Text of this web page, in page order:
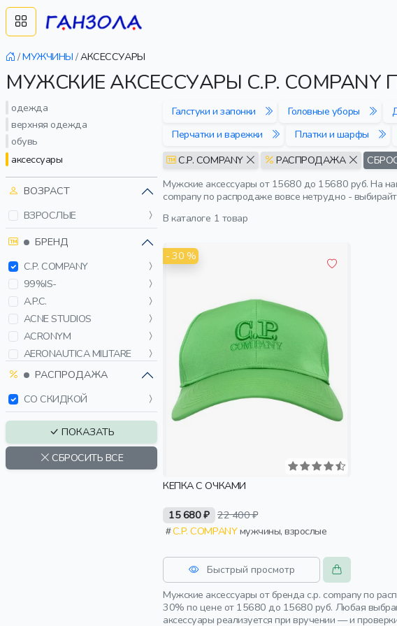
/МУЖЧИНЫ /АКСЕССУАРЫ
МУЖСКИЕ АКСЕССУАРЫ C.P.
одежда
верхняя одежда
обувь
аксессуары
ВОЗРАСТ
ВЗРОСЛЫЕ
БРЕНД
C.P. COMPANY
99%IS-
A.P.C.
ACNE STUDIOS
ACRONYM
AERONAUTICA MILITARE
AMI PARIS
ASKENT
AURALEE
AWGE
BALENCIAGA
РАСПРОДАЖА
СО СКИДКОЙ
ПОКАЗАТЬ
СБРОСИТЬ ВСЕ
Галстуки и запонки Головные уборы
Перчатки и варежки
Платки и шарфы
C.P. COMPANY
РАСПРОДАЖА
Мужские аксессуары от 15680 до 15680 руб. На
company по распродаже вовсе нетрудно -
В каталоге 1 товар
- 30 %
КЕПКА С ОЧКАМИ
15 680 ₽ 22 400 ₽
C.P. COMPANYмужчины, взрослые
Быстрый просмотр
Мужские аксессуары от бренда c.p. company по
30% по цене от 15680 до 15680 руб. Любая
аксессуары реализуется при вручении — и